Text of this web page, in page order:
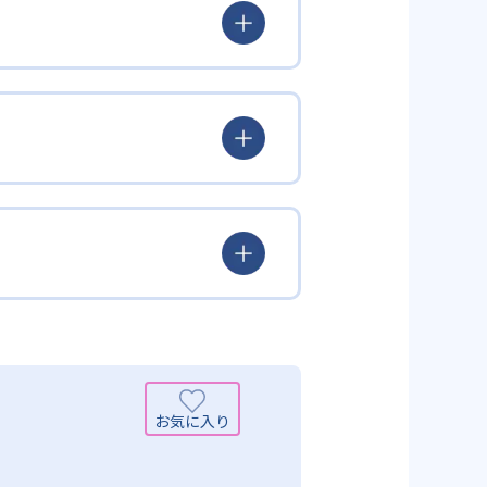
われず、生徒の理解度を最優
が個々のペースで学習すること
どん先取り学習を進めたりする
め、生徒に最適化された学習計
しずつレベルアップするスモー
から進んで学習する」姿勢や態
向上を進める。週2回の教室学
れるよう「無学年方式」を採用
えた知識の量などで測りやすい
、勉強全体の底力のようなもの
ている。また、この2教科を切
礎力を上げたい人に向いてい
よくわかるというもの。基礎か
で対応している。算数と国語を
「自信を」「生きる力を」と
」を見つけて褒めるところか
向上を進めている。また講師